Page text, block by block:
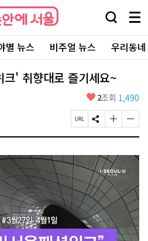
검
창
열
기
메
뉴
전
체
보
별 뉴스 비주얼 뉴스 우리동
' 취향대로 즐기세요~
좋
요
2조회 1,490
페
이
U
R
L
복
사
S
N
공
유
하
기
글
자
기
크
게
변
경
하
기
글
자
기
작
게
변
경
하
기